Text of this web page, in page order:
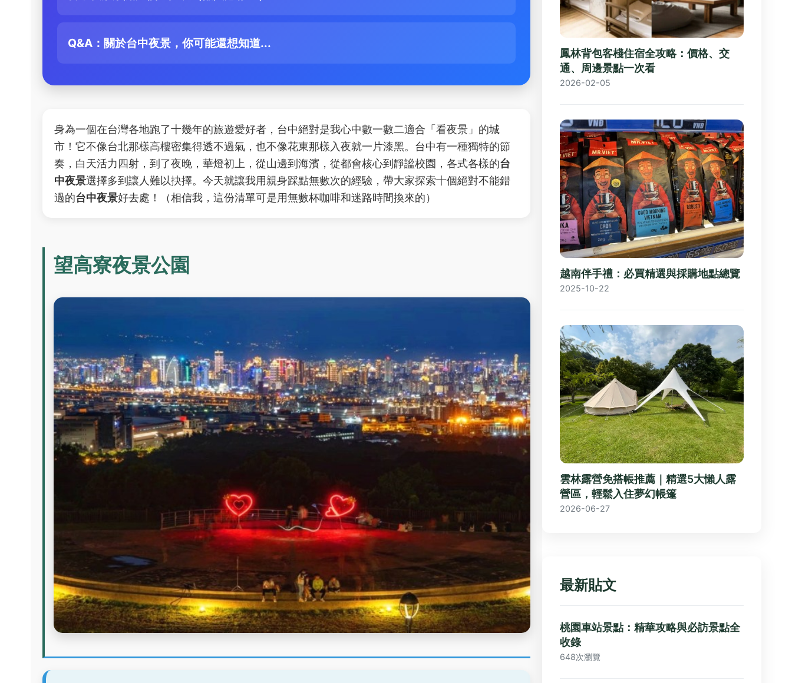
Q&A：關於台中夜景，你可能還想知道...
身為一個在台灣各地跑了十幾年的旅遊愛好者，台中絕對是我心中數一數二適合「看夜景」的城
市！它不像台北那樣高樓密集得透不過氣，也不像花東那樣入夜就一片漆黑。台中有一種獨特的節
奏，白天活力四射，到了夜晚，華燈初上，從山邊到海濱，從都會核心到靜謐校園，各式各樣的台
中夜景選擇多到讓人難以抉擇。今天就讓我用親身踩點無數次的經驗，帶大家探索十個絕對不能錯
過的台中夜景好去處！（相信我，這份清單可是用無數杯咖啡和迷路時間換來的）
望高寮夜景公園
鳳林背包客棧住宿全攻略：價格、交
通、周邊景點一次看
2026-02-05
越南伴手禮：必買精選與採購地點總覽
2025-10-22
雲林露營免搭帳推薦｜精選5大懶人露
營區，輕鬆入住夢幻帳篷
2026-06-27
最新貼文
桃園車站景點：精華攻略與必訪景點全
收錄
648次瀏覽